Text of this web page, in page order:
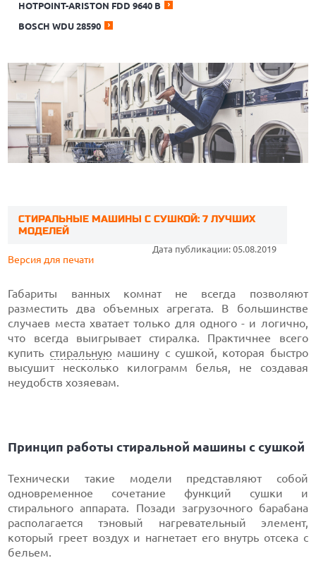
HOTPOINT-ARISTON FDD 9640 B
BOSCH WDU 28590
СТИРАЛЬНЫЕ МАШИНЫ С СУШКОЙ: 7 ЛУЧШИХ
МОДЕЛЕЙ
Дата публикации: 05.08.2019
Версия для печати
Габариты ванных комнат не всегда позволяют
разместить два объемных агрегата. В большинстве
случаев места хватает только для одного - и логично,
что всегда выигрывает стиралка. Практичнее всего
купить стиральную машину с сушкой, которая быстро
высушит несколько килограмм белья, не создавая
неудобств хозяевам.
Принцип работы стиральной машины с сушкой
Технически такие модели представляют собой
одновременное сочетание функций сушки и
стирального аппарата. Позади загрузочного барабана
располагается тэновый нагревательный элемент,
который греет воздух и нагнетает его внутрь отсека с
бельем.